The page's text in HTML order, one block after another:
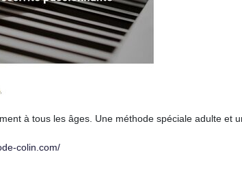
à tous les âges. Une méthode spéciale adulte et
colin.com/